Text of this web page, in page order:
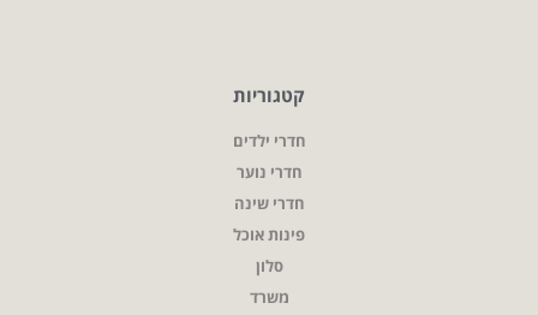
קטגוריות
חדרי ילדים
חדרי נוער
חדרי שינה
פינות אוכל
סלון
משרד